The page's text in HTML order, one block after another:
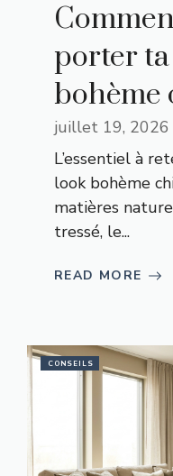
porter
bohème
juillet 19, 2026
L’essentiel à
look bohème
matières
tressé, le...
READ MORE
CONSEILS